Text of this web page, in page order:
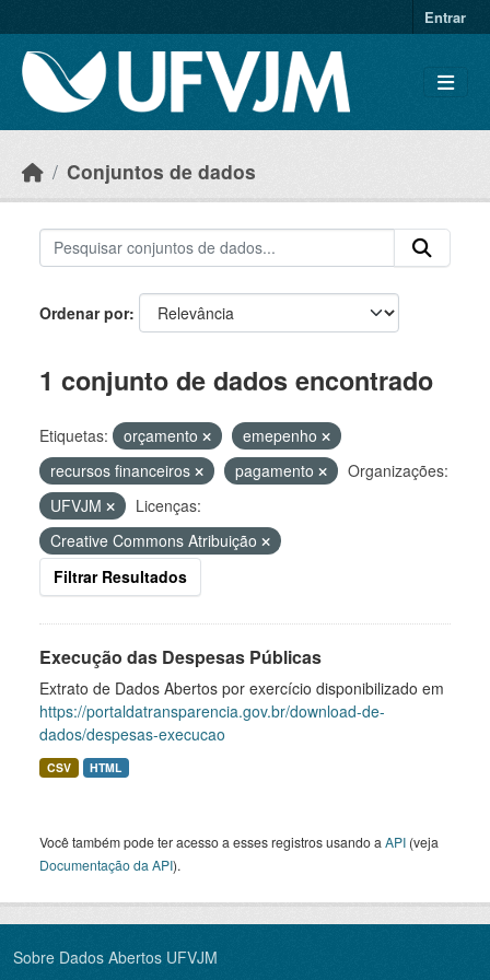
Entrar
Conjuntos de dados
Ordenar por
1 conjunto de dados encontrado
Etiquetas: orçamento
emepenho
recursos financeiros
pagamento
Organizações:
UFVJM
Licenças:
Creative Commons Atribuição
Filtrar Resultados
Execução das Despesas Públicas
Extrato de Dados Abertos por exercício disponibilizado em
https://portaldatransparencia.gov.br/download-de-
dados/despesas-execucao
CSV HTML
Você também pode ter acesso a esses registros usando a API (veja
Documentação da API).
Sobre Dados Abertos UFVJM